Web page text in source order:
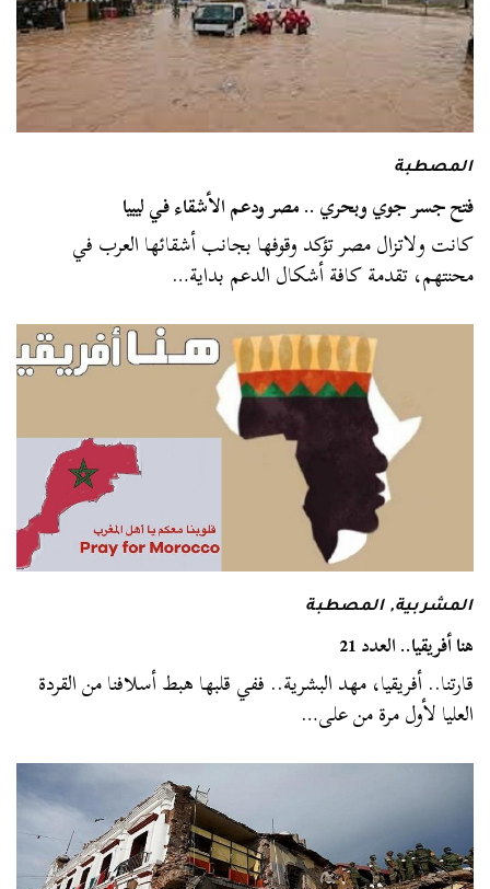
المصطبة
فتح جسر جوي وبحري .. مصر ودعم الأشقاء في ليبيا
كانت ولاتزال مصر تؤكد وقوفها بجانب أشقائها العرب في
محنتهم، تقدمة كافة أشكال الدعم بداية…
المشربية,المصطبة
هنا أفريقيا.. العدد 21
قارتنا.. أفريقيا، مهد البشرية.. ففي قلبها هبط أسلافنا من القردة
العليا لأول مرة من على…